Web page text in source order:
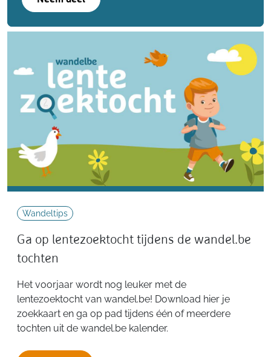
Wandeltips
Ga op lentezoektocht tijdens de wandel.be
tochten
Het voorjaar wordt nog leuker met de
lentezoektocht van wandel.be! Download hier je
zoekkaart en ga op pad tijdens één of meerdere
tochten uit de wandel.be kalender.